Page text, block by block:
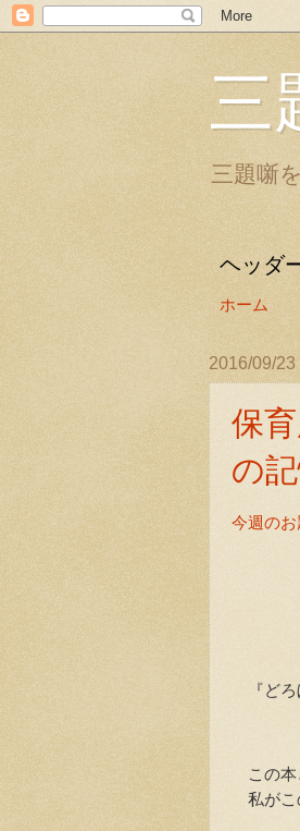
三
三題噺
ヘッダ
ホーム
2016/09/23
保
の
今週のお
『どろ
この本
私がこ